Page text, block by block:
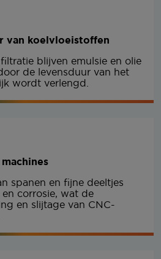
van koelvloeistoffen
blijven emulsie en olie
de levensduur van het
wordt verlengd.
spanen en fijne deeltjes
corrosie, wat de
en slijtage van CNC-